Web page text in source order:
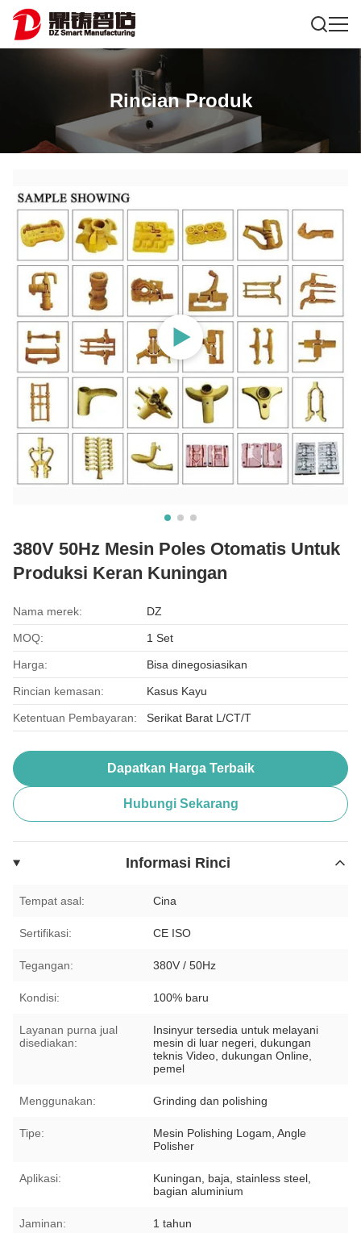
Rincian Produk
380V 50Hz Mesin Poles Otomatis Untuk
Produksi Keran Kuningan
Nama merek: DZ
MOQ: 1 Set
Harga: Bisa dinegosiasikan
Rincian kemasan: Kasus Kayu
Ketentuan Pembayaran: Serikat Barat L/CT/T
Dapatkan Harga Terbaik
Hubungi Sekarang
Informasi Rinci
Tempat asal: Cina
Sertifikasi: CE ISO
Tegangan: 380V / 50Hz
Kondisi: 100% baru
Layanan purna jual
disediakan:
Insinyur tersedia untuk melayani
mesin di luar negeri, dukungan
teknis Video, dukungan Online,
pemel
Menggunakan: Grinding dan polishing
Tipe:
Mesin Polishing Logam, Angle
Polisher
Aplikasi:
Kuningan, baja, stainless steel,
bagian aluminium
Jaminan: 1 tahun